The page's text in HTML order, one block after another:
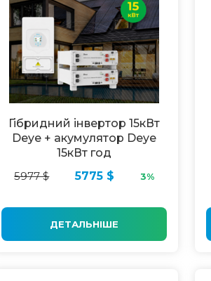
Гібридний інвертор 15кВт
Deye + акумулятор Deye
15кВт год
5977 $
5775 $ 3%
ДЕТАЛЬНІШЕ